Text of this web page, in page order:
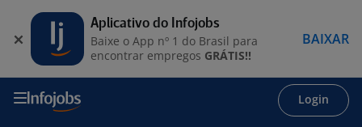
Login
Aplicativo do Infojobs
Baixe o App nº 1 do Brasil para
encontrar empregos GRÁTIS!!
BAIXAR